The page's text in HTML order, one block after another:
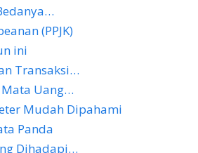
(PPJK)
ini
Transaksi…
Mata Uang…
Mudah Dipahami
Panda
Dihadapi…